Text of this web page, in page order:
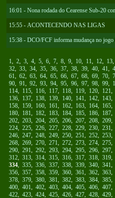
16:01 - Nona rodada do Cearense Sub-20
15:55 - ACONTECENDO NAS LIGAS
15:38 - DCO/FCF informa mudança no jogo
1, 2, 3, 4, 5, 6, 7, 8, 9, 10, 11, 12, 13,
32, 33, 34, 35, 36, 37, 38, 39, 40, 41,
61, 62, 63, 64, 65, 66, 67, 68, 69, 70,
90, 91, 92, 93, 94, 95, 96, 97, 98, 99,
114, 115, 116, 117, 118, 119, 120, 121,
136, 137, 138, 139, 140, 141, 142, 143,
158, 159, 160, 161, 162, 163, 164, 165,
180, 181, 182, 183, 184, 185, 186, 187,
202, 203, 204, 205, 206, 207, 208, 209,
224, 225, 226, 227, 228, 229, 230, 231,
246, 247, 248, 249, 250, 251, 252, 253,
268, 269, 270, 271, 272, 273, 274, 275,
290, 291, 292, 293, 294, 295, 296, 297,
312, 313, 314, 315, 316, 317, 318, 319,
334, 335, 336, 337, 338, 339, 340, 341,
356, 357, 358, 359, 360, 361, 362, 363,
378, 379, 380, 381, 382, 383, 384, 385,
400, 401, 402, 403, 404, 405, 406, 407,
422, 423, 424, 425, 426, 427, 428, 429,